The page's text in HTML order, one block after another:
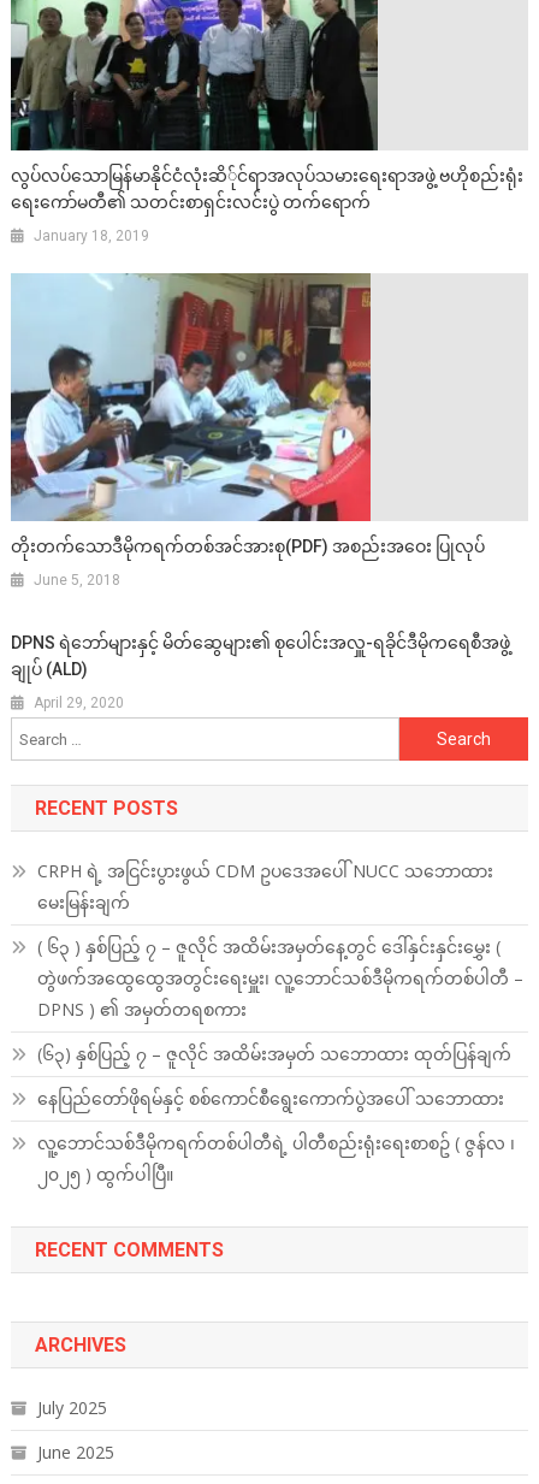
လွပ်လပ်သောမြန်မာနိုင်ငံလုံးဆိ်ုင်ရာအလုပ်သမားရေးရာအဖွဲ့ ဗဟိုစည်းရုံး
ရေးကော်မတီ၏ သတင်းစာရှင်းလင်းပွဲ တက်ရောက်
January 18, 2019
တိုးတက်သောဒီမိုကရက်တစ်အင်အားစု(PDF) အစည်းအဝေး ပြုလုပ်
June 5, 2018
DPNS ရဲဘော်များနှင့် မိတ်ဆွေများ၏ စုပေါင်းအလှူ-ရခိုင်ဒီမိုကရေစီအဖွဲ့
ချုပ် (ALD)
April 29, 2020
Search
for:
RECENT POSTS
CRPH ရဲ့ အငြင်းပွားဖွယ် CDM ဥပဒေအပေါ် NUCC သဘောထား
မေးမြန်းချက်
( ၆၃ ) နှစ်ပြည့် ၇ – ဇူလိုင် အထိမ်းအမှတ်နေ့တွင် ဒေါ်နှင်းနှင်းမွှေး (
တွဲဖက်အထွေထွေအတွင်းရေးမှူး၊ လူ့ဘောင်သစ်ဒီမိုကရက်တစ်ပါတီ –
DPNS ) ၏ အမှတ်တရစကား
(၆၃) နှစ်ပြည့် ၇ – ဇူလိုင် အထိမ်းအမှတ် သဘောထား ထုတ်ပြန်ချက်
နေပြည်တော်ဖိုရမ်နှင့် စစ်ကောင်စီရွေးကောက်ပွဲအပေါ် သဘောထား
လူ့ဘောင်သစ်ဒီမိုကရက်တစ်ပါတီရဲ့ ပါတီစည်းရုံးရေးစာစဥ် ( ဇွန်လ ၊
၂၀၂၅ ) ထွက်ပါပြီ။
RECENT COMMENTS
ARCHIVES
July 2025
June 2025